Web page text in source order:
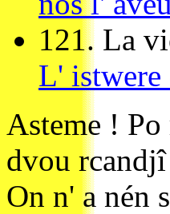
121. La
L' istwere
Asteme !
dvou
On n' a nén